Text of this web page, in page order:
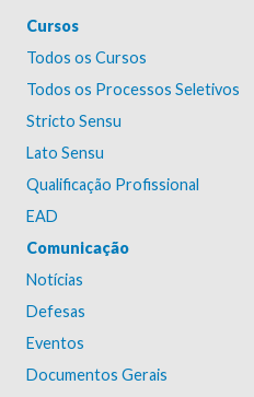
Cursos
Todos os Cursos
Todos os Processos Seletivos
Stricto Sensu
Lato Sensu
Qualificação Profissional
EAD
Comunicação
Notícias
Defesas
Eventos
Documentos Gerais